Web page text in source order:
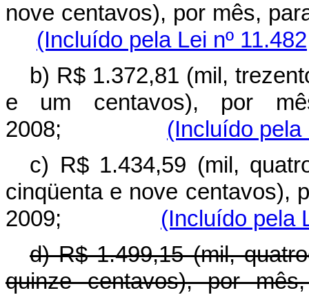
nove centavos), por mês,
(Incluído pela Lei nº
b) R$ 1.372,81 (mil,
e um centavos), por
2008; (Incluído pela
c) R$ 1.434,59 (mil,
cinqüenta e nove centavos),
2009; (Incluído pela
d) R$ 1.499,15 (mil,
quinze centavos), por